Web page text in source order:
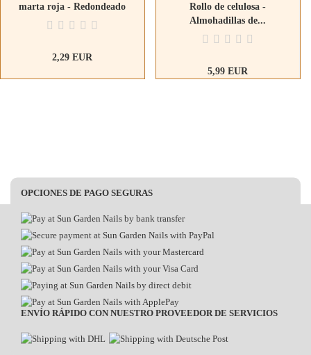
marta roja - Redondeado
2,29 EUR
Rollo de celulosa -
Almohadillas de...
5,99 EUR
OPCIONES DE PAGO SEGURAS
ENVÍO RÁPIDO CON NUESTRO PROVEEDOR DE SERVICIOS